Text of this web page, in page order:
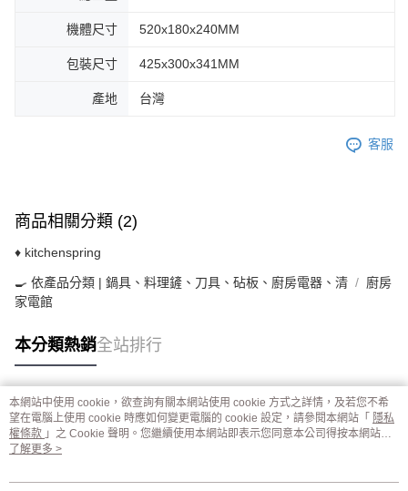
機體尺寸 520x180x240MM
包裝尺寸 425x300x341MM
產地 台灣
客服
商品相關分類 (2)
♦ kitchenspring
🍳 依產品分類 | 鍋具、料理鏟、刀具、砧板、廚房電器、清
廚房
家電館
本分類熱銷全站排行
熱門標籤
本網站中使用 cookie，欲查詢有關本網站使用 cookie 方式之詳情，及若您不希
望在電腦上使用 cookie 時應如何變更電腦的 cookie 設定，請參閱本網站「 隱私
權條款 」之 Cookie 聲明。您繼續使用本網站即表示您同意本公司得按本網站使
用條款之 Cookie 聲明使用 cookie。
了解更多 >